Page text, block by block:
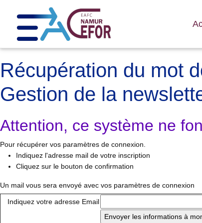
Récupération du mot
Gestion de la
Attention, ce système ne
Pour récupérer vos paramètres de connexion.
Indiquez l'adresse mail de votre inscription
Cliquez sur le bouton de confirmation
Un mail vous sera envoyé avec vos paramètres de connexion
Indiquez votre adresse Email